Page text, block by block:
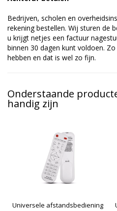
Bedrijven, scholen en
rekening bestellen. Wij sturen de
u krijgt netjes een factuur
binnen 30 dagen kunt voldoen.
hebben en dat is wel zo fijn.
Onderstaande
handig zijn
Universele afstandsbediening